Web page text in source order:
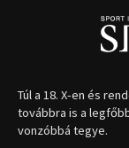
Túl a 18. X-en és
továbbra is a
vonzóbbá tegye.